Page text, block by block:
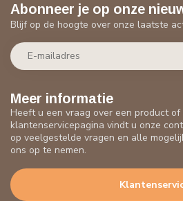
Meer informatie
Heeft u een vraag over een product
klantenservicepagina vindt u onze
op veelgestelde vragen en alle
ons op te nemen.
Abonneer je op onze
Blijf op de hoogte over onze laatste